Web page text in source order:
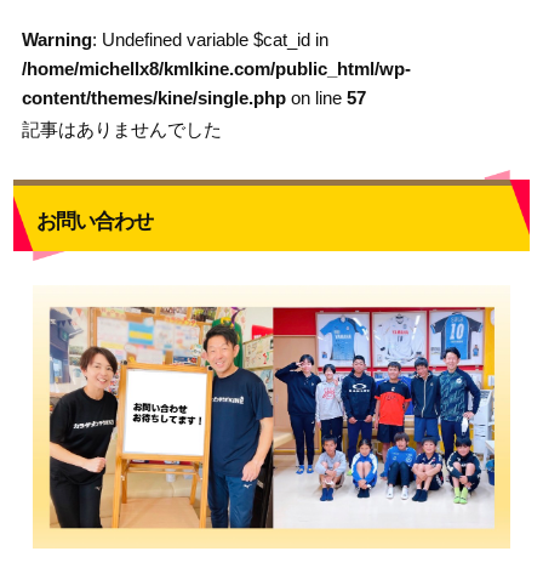
Warning: Undefined variable $cat_id in
/home/michellx8/kmlkine.com/public_html/wp-
content/themes/kine/single.phpon line 57
記事はありませんでした
お問い合わせ